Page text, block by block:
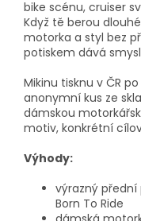
bike scénu, cruiser
Když tě berou
motorka a styl bez
potiskem dává
Mikinu tisknu v ČR
anonymní kus ze
dámskou
motiv, konkrétní
Výhody:
výrazný
Born To Ride